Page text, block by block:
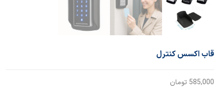
قاب اکسس کنترل
585,000 تومان